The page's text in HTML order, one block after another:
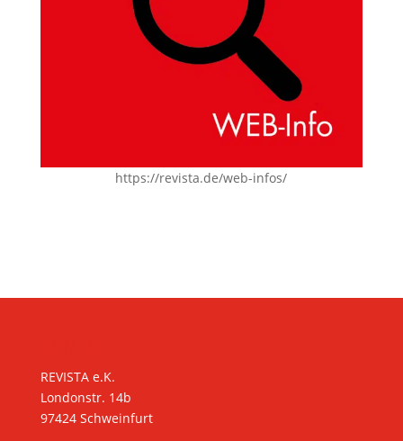
https://revista.de/web-infos/
REVISTA e.K.
Londonstr. 14b
97424 Schweinfurt